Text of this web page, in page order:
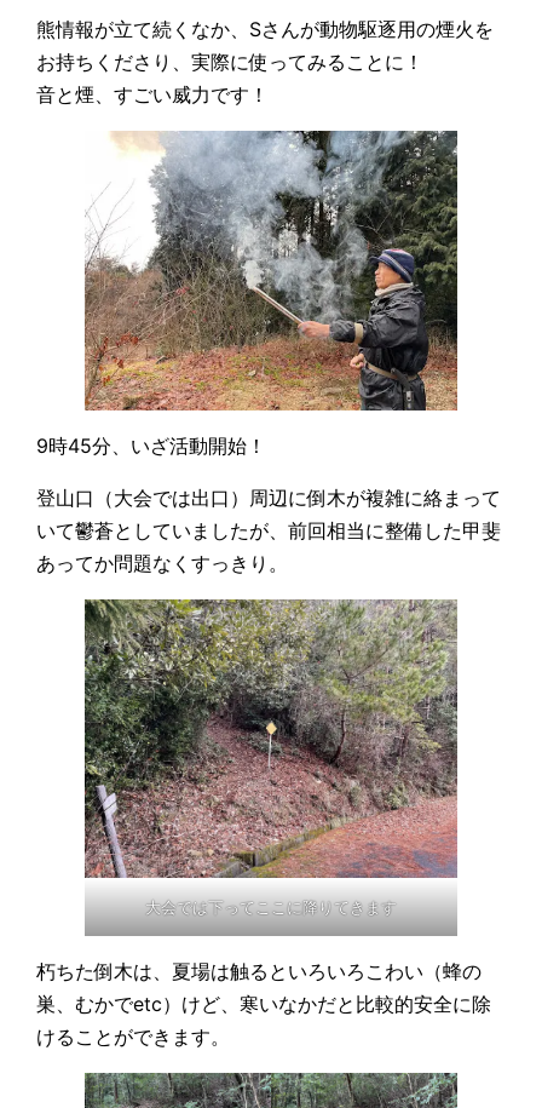
熊情報が立て続くなか、Sさんが動物駆逐用の煙火を
お持ちくださり、実際に使ってみることに！
音と煙、すごい威力です！
9時45分、いざ活動開始！
登山口（大会では出口）周辺に倒木が複雑に絡まって
いて鬱蒼としていましたが、前回相当に整備した甲斐
あってか問題なくすっきり。
大会では下ってここに降りてきます
朽ちた倒木は、夏場は触るといろいろこわい（蜂の
巣、むかでetc）けど、寒いなかだと比較的安全に除
けることができます。